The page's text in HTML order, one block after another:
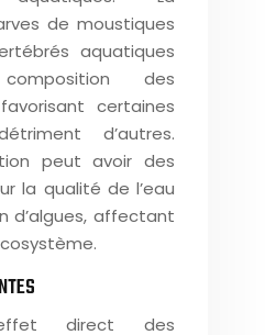
de moustiques
aquatiques
des
certaines
d’autres.
peut avoir des
la qualité de l’eau
d’algues, affectant
direct des